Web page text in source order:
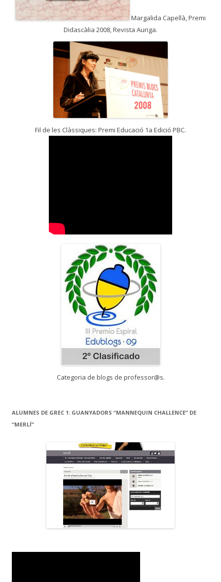
Margalida Capellà, Premi
Didascàlia 2008, Revista Auriga.
Fil de les Clàssiques: Premi Educació 1a Edició PBC.
Categoria de blogs de professor@s.
ALUMNES DE GREC 1: GUANYADORS “MANNEQUIN CHALLENCE” DE
“MERLÍ”